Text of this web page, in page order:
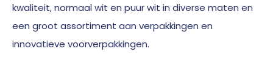
kwaliteit, normaal wit en puur wit in diverse maten en
een groot assortiment aan verpakkingen en
innovatieve voorverpakkingen.